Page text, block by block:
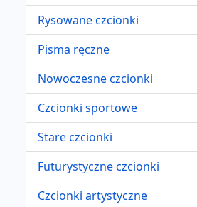
Rysowane czcionki
Pisma ręczne
Nowoczesne czcionki
Czcionki sportowe
Stare czcionki
Futurystyczne czcionki
Czcionki artystyczne